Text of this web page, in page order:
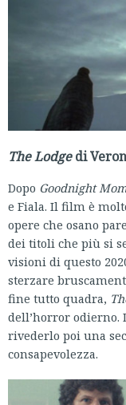
The Lodgedi
Dopo Goodnight
e Fiala. Il film è
opere che osano
dei titoli che più si
visioni di questo
sterzare
fine tutto quadra,
dell’horror odierno.
rivederlo poi una
consapevolezza.